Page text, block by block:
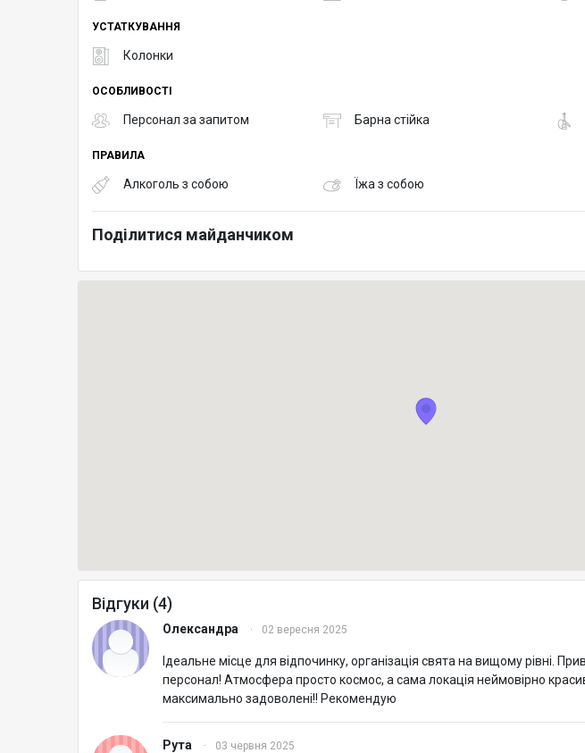
УСТАТКУВАННЯ
Колонки
ОСОБЛИВОСТІ
Персонал за запитом Барна стійка
ПРАВИЛА
Алкоголь з собою Їжа з собою
Поділитися майданчиком
Відгуки (4)
Олександра · 02 вересня 2025
Ідеальне місце для відпочинку, організація свята на вищому рівні.
персонал! Атмосфера просто космос, а сама локація неймовірно
максимально задоволені!! Рекомендую
Рута · 03 червня 2025